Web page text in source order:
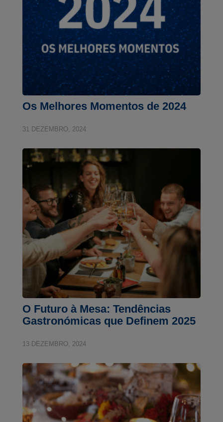
Os Melhores Momentos de 2024
31 DEZEMBRO, 2024
O Futuro à Mesa: Tendências
Gastronómicas que Definem 2025
13 DEZEMBRO, 2024